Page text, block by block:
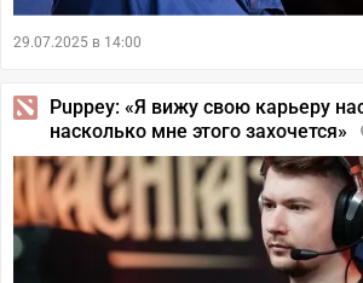
29.07.2025 в 14:00
Puppey: «Я вижу свою карьеру
насколько мне этого захочется»